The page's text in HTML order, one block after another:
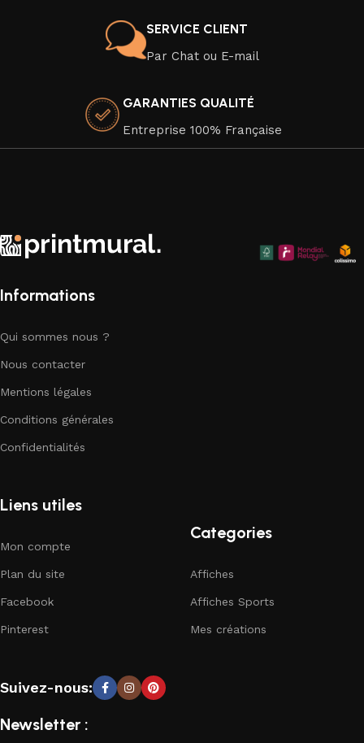
Veuillez noter que nos toiles sont vendues sans cadre, mais
elles sont soigneusement emballées pour une livraison en
attachons une grande importance à la durabilité de nos
parfaite pour compléter votre décor.
SERVICE CLIENT
Par Chat ou E-mail
GARANTIES QUALITÉ
Entreprise 100% Française
Informations
Qui sommes nous ?
Nous contacter
Mentions légales
Conditions générales
Confidentialités
Liens utiles
Mon compte
Plan du site
Facebook
Pinterest
Categories
Affiches
Affiches Sports
Mes créations
Suivez-nous:
Newsletter :